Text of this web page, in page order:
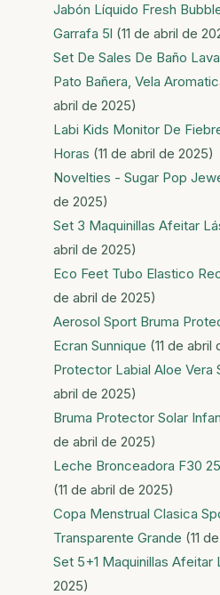
Jabón Líquido Fresh
Garrafa 5l (11 de abril de
Set De Sales De Baño
Pato Bañera, Vela
abril de 2025)
Labi Kids Monitor De
Horas (11 de abril de 2025)
Novelties - Sugar Pop
de 2025)
Set 3 Maquinillas Afeitar
abril de 2025)
Eco Feet Tubo Elastico
de abril de 2025)
Aerosol Sport Bruma
Ecran Sunnique (11 de abril
Protector Labial Aloe Vera
abril de 2025)
Bruma Protector Solar
de abril de 2025)
Leche Bronceadora F30
(11 de abril de 2025)
Copa Menstrual Clasica
Transparente Grande (11
Set 5+1 Maquinillas Afeitar
2025)